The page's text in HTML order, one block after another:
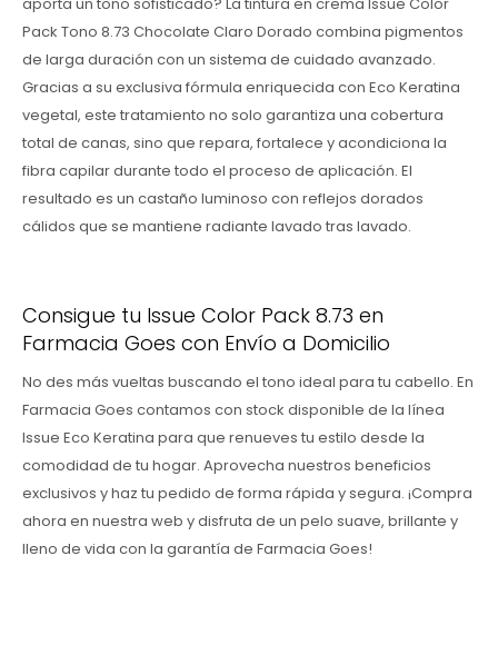
Pack Tono 8.73 Chocolate Claro Dorado combina pigmentos
de larga duración con un sistema de cuidado avanzado.
Gracias a su exclusiva fórmula enriquecida con Eco Keratina
vegetal, este tratamiento no solo garantiza una cobertura
total de canas, sino que repara, fortalece y acondiciona la
fibra capilar durante todo el proceso de aplicación. El
resultado es un castaño luminoso con reflejos dorados
cálidos que se mantiene radiante lavado tras lavado.
Consigue tu Issue Color Pack 8.73 en
Farmacia Goes con Envío a Domicilio
No des más vueltas buscando el tono ideal para tu cabello. En
Farmacia Goes contamos con stock disponible de la línea
Issue Eco Keratina para que renueves tu estilo desde la
comodidad de tu hogar. Aprovecha nuestros beneficios
exclusivos y haz tu pedido de forma rápida y segura. ¡Compra
ahora en nuestra web y disfruta de un pelo suave, brillante y
lleno de vida con la garantía de Farmacia Goes!